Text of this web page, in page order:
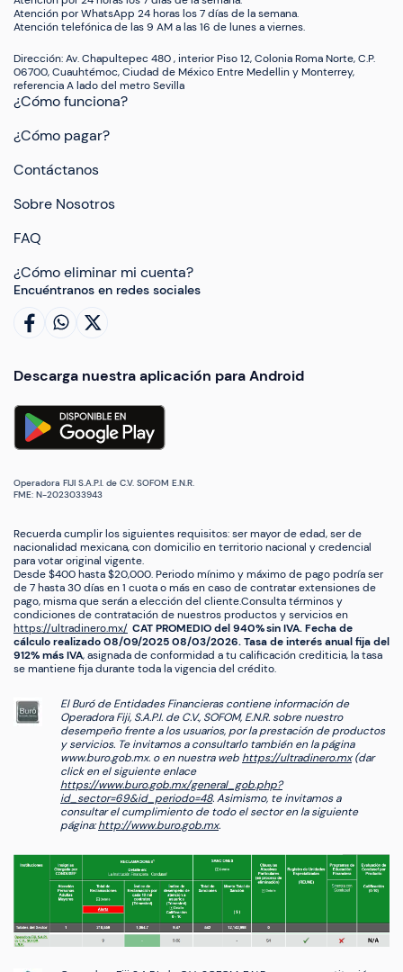
Contáctanos
+52 55 9088 8977
+52 55 2665 2064
soporte@ultradinero.com
Atención por 24 horas los 7 días de la semana.
Atención por WhatsApp 24 horas los 7 días de la semana.
Atención telefónica de las 9 AM a las 16 de lunes a viernes.
Atención por WhatsApp 24 horas los 7 días de la semana.
Atención telefónica de las 9 AM a las 16 de lunes a viernes.
Dirección: Av. Chapultepec 480 , interior Piso 12, Colonia Roma Norte, C.P.
06700, Cuauhtémoc, Ciudad de México Entre Medellin y Monterrey,
referencia A lado del metro Sevilla
¿Cómo funciona?
¿Cómo pagar?
Contáctanos
Sobre Nosotros
FAQ
¿Cómo eliminar mi cuenta?
Encuéntranos en redes sociales
Descarga nuestra aplicación para Android
Operadora FIJI S.A.P.I. de C.V. SOFOM E.N.R.
FME: N-2023033943
Recuerda cumplir los siguientes requisitos: ser mayor de edad, ser de
nacionalidad mexicana, con domicilio en territorio nacional y credencial
para votar original vigente.
Desde $400 hasta $20,000. Periodo mínimo y máximo de pago podría ser
de 7 hasta 30 días en 1 cuota o más en caso de contratar extensiones de
pago, misma que serán a elección del cliente.Consulta términos y
condiciones de contratación de nuestros productos y servicios en
https://ultradinero.mx/ CAT PROMEDIO del 940% sin IVA. Fecha de
cálculo realizado 08/09/2025 08/03/2026. Tasa de interés anual fija del
912% más IVA, asignada de conformidad a tu calificación crediticia, la tasa
se mantiene fija durante toda la vigencia del crédito.
El Buró de Entidades Financieras contiene información de
Operadora Fiji, S.A.P.I. de C.V., SOFOM, E.N.R. sobre nuestro
desempeño frente a los usuarios, por la prestación de productos
y servicios. Te invitamos a consultarlo también en la página
www.buro.gob.mx. o en nuestra web https://ultradinero.mx(dar
click en el siguiente enlace
https://www.buro.gob.mx/general_gob.php?
id_sector=69&id_periodo=48. Asimismo, te invitamos a
consultar el cumplimiento de todo el sector en la siguiente
página:http://www.buro.gob.mx.